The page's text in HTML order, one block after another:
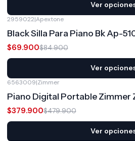
Ver
2959022|Apextone
Black Silla Para Piano Bk Ap-
$69.900$84.900
Ver
6563009|Zimmer
Piano Digital Portable Zimmer
$379.900$479.900
Ver